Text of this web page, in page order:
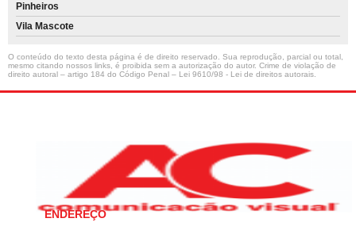
Pinheiros
Vila Mascote
O conteúdo do texto desta página é de direito reservado. Sua reprodução, parcial ou total,
mesmo citando nossos links, é proibida sem a autorização do autor. Crime de violação de
direito autoral – artigo 184 do Código Penal – Lei 9610/98 - Lei de direitos autorais
ENDEREÇO